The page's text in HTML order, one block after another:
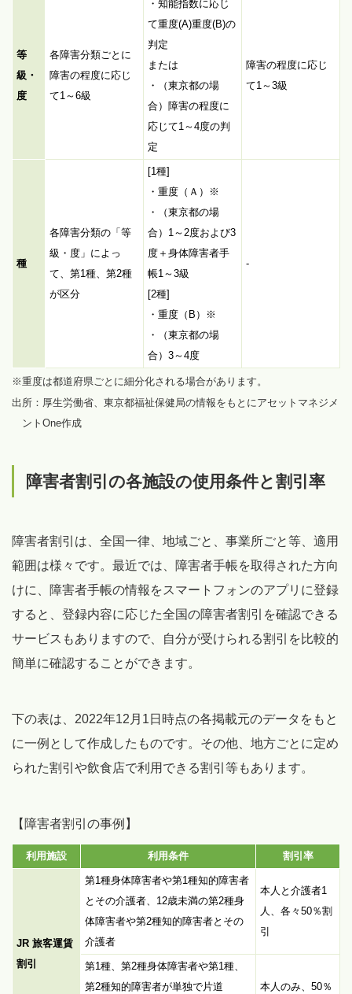
等
級・
度
各障害分類ごとに
障害の程度に応じ
て1～6級
・知能指数に応じ
て重度(A)重度(B)の
判定
または
・（東京都の場
合）障害の程度に
応じて1～4度の判
定
障害の程度に応じ
て1～3級
種
各障害分類の「等
級・度」によっ
て、第1種、第2種
が区分
[1種]
・重度（Ａ）※
・（東京都の場
合）1～2度および3
度＋身体障害者手
帳1～3級
[2種]
・重度（B）※
・（東京都の場
合）3～4度
-
※重度は都道府県ごとに細分化される場合があります。
出所：厚生労働省、東京都福祉保健局の情報をもとにアセットマネジメ
ントOne作成
障害者割引の各施設の使用条件と割引率
障害者割引は、全国一律、地域ごと、事業所ごと等、適用
範囲は様々です。最近では、障害者手帳を取得された方向
けに、障害者手帳の情報をスマートフォンのアプリに登録
すると、登録内容に応じた全国の障害者割引を確認できる
サービスもありますので、自分が受けられる割引を比較的
簡単に確認することができます。
下の表は、2022年12月1日時点の各掲載元のデータをもと
に一例として作成したものです。その他、地方ごとに定め
られた割引や飲食店で利用できる割引等もあります。
【障害者割引の事例】
利用施設 利用条件 割引率
JR 旅客運賃
割引
第1種身体障害者や第1種知的障害者
とその介護者、12歳未満の第2種身
体障害者や第2種知的障害者とその
介護者
本人と介護者1
人、各々50％割
引
第1種、第2種身体障害者や第1種、
第2種知的障害者が単独で片道
本人のみ、50％